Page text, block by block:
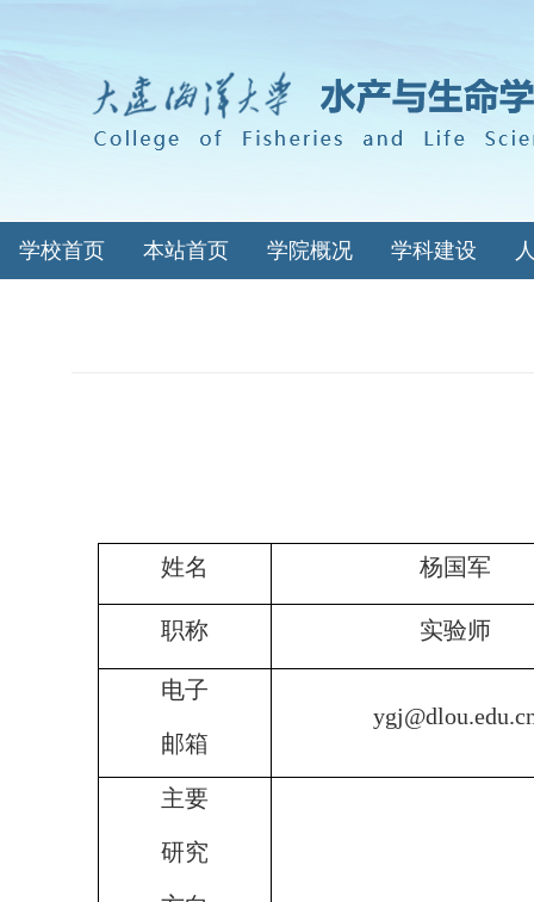
学校首页 本站首页 学院概况 学科建设
姓名 杨国军
职称 实验师
电子
邮箱
主要
研究